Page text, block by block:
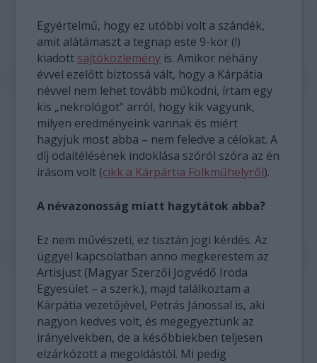
Egyértelmű, hogy ez utóbbi volt a szándék,
amit alátámaszt a tegnap este 9-kor (!)
kiadott sajtóközlemény is. Amikor néhány
évvel ezelőtt biztossá vált, hogy a Kárpátia
névvel nem lehet tovább működni, írtam egy
kis „nekrológot" arról, hogy kik vagyunk,
milyen eredményeink vannak és miért
hagyjuk most abba – nem feledve a célokat. A
díj odaítélésének indoklása szóról szóra az én
írásom volt (cikk a Kárpártia Folkműhelyről).
A névazonosság miatt hagytátok abba?
Ez nem művészeti, ez tisztán jogi kérdés. Az
üggyel kapcsolatban anno megkerestem az
Artisjust (Magyar Szerzői Jogvédő Iroda
Egyesület – a szerk.), majd találkoztam a
Kárpátia vezetőjével, Petrás Jánossal is, aki
nagyon kedves volt, és megegyeztünk az
irányelvekben, de a későbbiekben teljesen
elzárkózott a megoldástól. Mi pedig